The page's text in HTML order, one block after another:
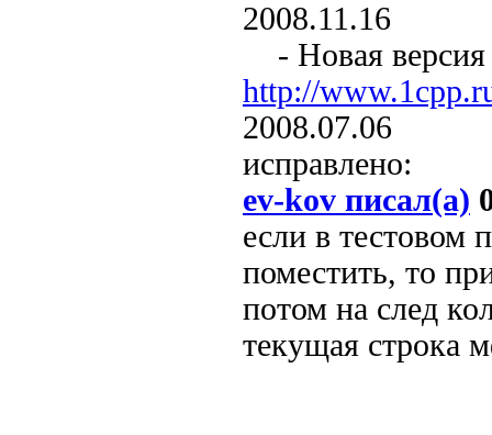
2008.11.16
- Новая версия
http://
2008.07.06
исправлено:
ev-kov писал(а)
если в тестовом
поместить, то
потом на след
текущая строка